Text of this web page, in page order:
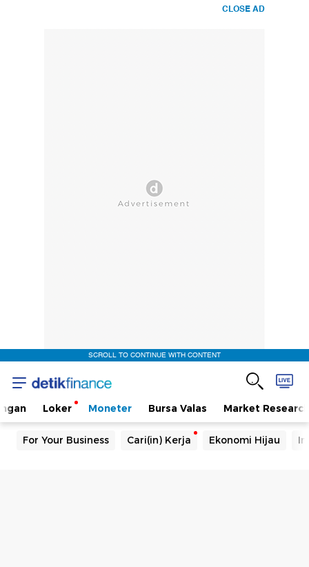
CLOSE AD
SCROLL TO CONTINUE WITH CONTENT
Loker Moneter Bursa Valas Market Research
For Your Business Cari(in) Kerja Ekonomi Hijau